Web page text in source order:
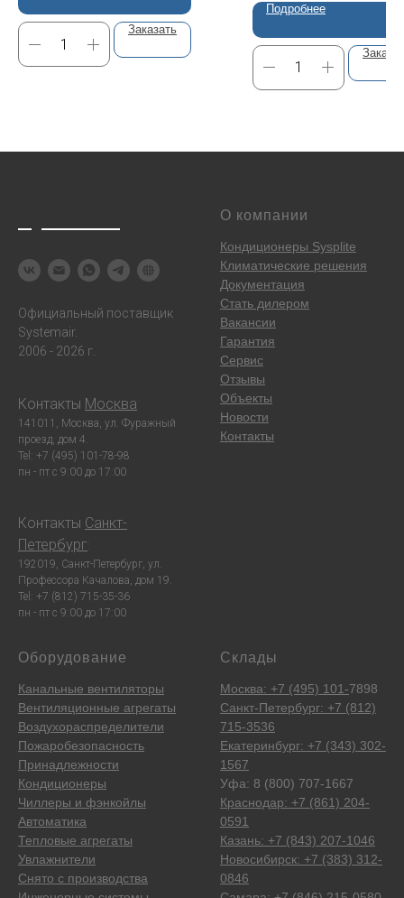
Заказать
Подробнее
Официальный поставщик
Systemair.
2006 - 2026 г.
Контакты Москва
141011, Москва, ул. Фуражный
проезд, дом 4.
Tel: +7 (495) 101-78-98
пн - пт с 9:00 до 17:00
Контакты Санкт-
Петербург
192019, Санкт-Петербург, ул.
Профессора Качалова, дом 19.
Tel: +7 (812) 715-35-36
пн - пт с 9:00 до 17:00
О компании
Кондиционеры Sysplite
Климатические решения
Документация
Стать дилером
Вакансии
Гарантия
Сервис
Отзывы
Объекты
Новости
Контакты
Оборудование
Канальные вентиляторы
Вентиляционные агрегаты
Воздухораспределители
Пожаробезопасность
Принадлежности
Кондиционеры
Чиллеры и фэнкойлы
Автоматика
Тепловые агрегаты
Увлажнители
Снято с производства
Склады
Москва: +7 (495) 101-7898
Санкт-Петербург: +7 (812)
715-3536
Екатеринбург: +7 (343) 302-
1567
Уфа: 8 (800) 707-1667
Краснодар: +7 (861) 204-
0591
Казань: +7 (843) 207-1046
Новосибирск: +7 (383) 312-
0846